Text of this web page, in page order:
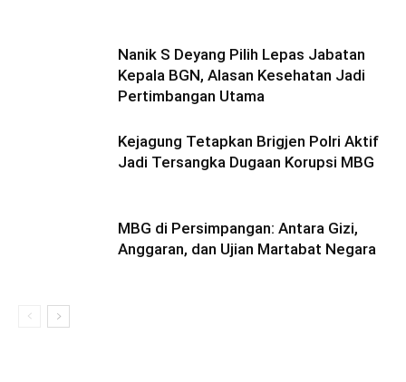
Nanik S Deyang Pilih Lepas Jabatan
Kepala BGN, Alasan Kesehatan Jadi
Pertimbangan Utama
Kejagung Tetapkan Brigjen Polri Aktif
Jadi Tersangka Dugaan Korupsi MBG
MBG di Persimpangan: Antara Gizi,
Anggaran, dan Ujian Martabat Negara